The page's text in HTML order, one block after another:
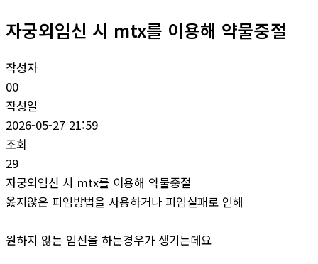
자궁외임신 시 mtx를 이용해 약물중절
작성자
00
작성일
2026-05-27 21:59
조회
29
자궁외임신 시 mtx를 이용해 약물중절
옳지않은 피임방법을 사용하거나 피임실패로 인해
원하지 않는 임신을 하는경우가 생기는데요